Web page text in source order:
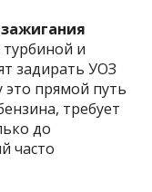
и
задирать УОЗ
это прямой путь
требует
до
часто